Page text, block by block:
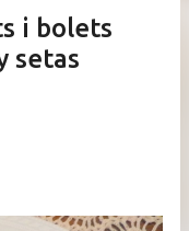
i bolets
setas